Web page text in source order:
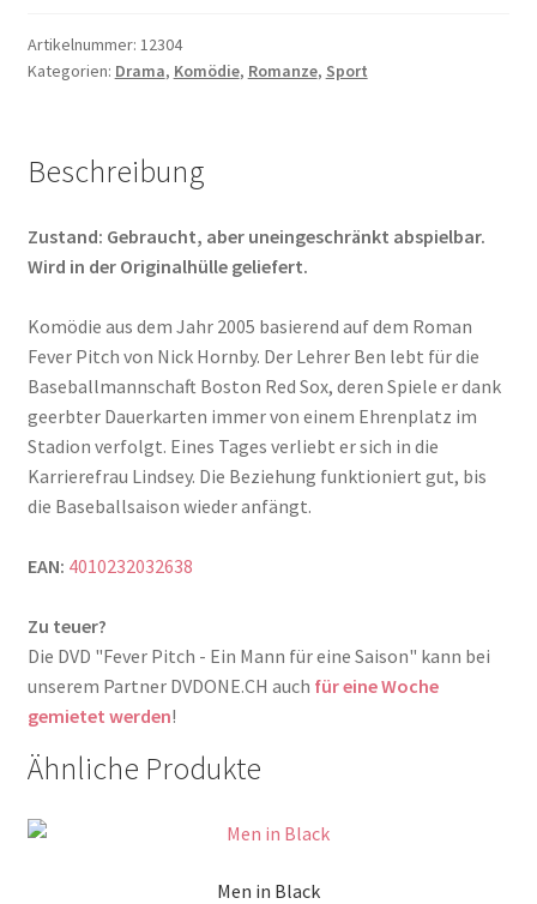
Mann
für
Menge
Artikelnummer: 12304
Kategorien: Drama, Komödie, Romanze, Sport
Beschreibung
Zustand: Gebraucht, aber uneingeschränkt abspielbar.
Wird in der Originalhülle geliefert.
Komödie aus dem Jahr 2005 basierend auf dem Roman
Fever Pitch von Nick Hornby. Der Lehrer Ben lebt für die
Baseballmannschaft Boston Red Sox, deren Spiele er dank
geerbter Dauerkarten immer von einem Ehrenplatz im
Stadion verfolgt. Eines Tages verliebt er sich in die
Karrierefrau Lindsey. Die Beziehung funktioniert gut, bis
die Baseballsaison wieder anfängt.
EAN: 4010232032638
Zu teuer?
Die DVD "Fever Pitch - Ein Mann für eine Saison" kann bei
unserem Partner DVDONE.CH auch für eine Woche
gemietet werden!
Ähnliche Produkte
Men in Black